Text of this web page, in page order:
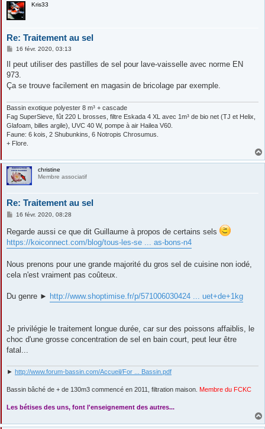
Kris33
Re: Traitement au sel
M
s
s
a
g
16 févr. 2020, 03:13
Il peut utiliser des pastilles de sel pour lave-vaisselle avec norme EN
973.
Ça se trouve facilement en magasin de bricolage par exemple.
Bassin exotique polyester 8 m³ + cascade
Fag SuperSieve, fût 220 L brosses, filtre Eskada 4 XL avec 1m³ de bio net (TJ et Helix,
Glafoam, billes argile), UVC 40 W, pompe à air Hailea V60.
Faune: 6 kois, 2 Shubunkins, 6 Notropis Chrosumus.
+ Flore.
christine
Membre associatif
Re: Traitement au sel
M
s
a
g
16 févr. 2020, 08:28
Regarde aussi ce que dit Guillaume à propos de certains sels
https://koiconnect.com/blog/tous-les-se ... as-bons-n4
Nous prenons pour une grande majorité du gros sel de cuisine non iodé,
cela n'est vraiment pas coûteux.
Du genre ► http://www.shoptimise.fr/p/571006030424 ... uet+de+1kg
Je privilégie le traitement longue durée, car sur des poissons affaiblis, le
choc d'une grosse concentration de sel en bain court, peut leur être
fatal...
► http://www.forum-bassin.com/Accueil/For ... Bassin.pdf
Bassin bâché de + de 130m3 commencé en 2011, filtration maison. Membre du FCKC
Les bétises des uns, font l'enseignement des autres...